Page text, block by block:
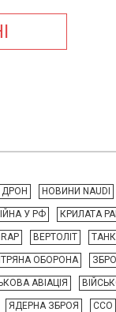
ДРОН НОВИНИ NAUDI
У РФ КРИЛАТА
ВЕРТОЛІТ ТАНК
ОБОРОНА
АВІАЦІЯ
ЯДЕРНА ЗБРОЯ ССО